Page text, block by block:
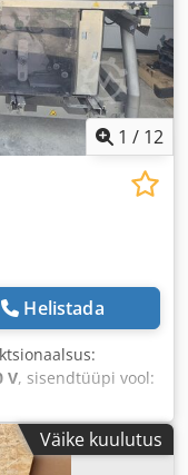
1 / 12
Helistada
V, sisendtüüpi vool:
Väike kuulutus